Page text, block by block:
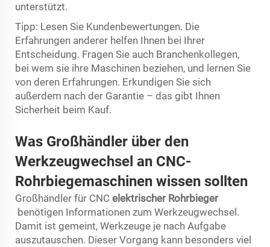
unterstützt.
Tipp: Lesen Sie Kundenbewertungen. Die
Erfahrungen anderer helfen Ihnen bei Ihrer
Entscheidung. Fragen Sie auch Branchenkollegen,
bei wem sie ihre Maschinen beziehen, und lernen Sie
von deren Erfahrungen. Erkundigen Sie sich
außerdem nach der Garantie – das gibt Ihnen
Sicherheit beim Kauf.
Was Großhändler über den
Werkzeugwechsel an CNC-
Rohrbiegemaschinen wissen sollten
Großhändler für CNC elektrischer Rohrbieger
benötigen Informationen zum Werkzeugwechsel.
Damit ist gemeint, Werkzeuge je nach Aufgabe
auszutauschen. Dieser Vorgang kann besonders viel